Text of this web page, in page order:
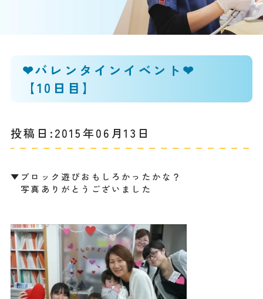
❤バレンタインイベント❤
【10日目】
投稿日:2015年06月13日
▼ブロック遊びおもしろかったかな？
写真ありがとうございました